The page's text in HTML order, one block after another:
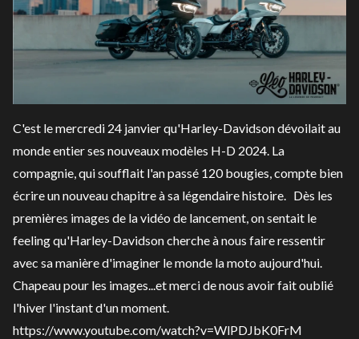
C'est le mercredi 24 janvier qu'Harley-Davidson dévoilait au
monde entier ses nouveaux modèles H-D 2024. La
compagnie, qui soufflait l'an passé 120 bougies, compte bien
écrire un nouveau chapitre à sa légendaire histoire. Dès les
premières images de la vidéo de lancement, on sentait le
feeling qu'Harley-Davidson cherche à nous faire ressentir
avec sa manière d'imaginer le monde la moto aujourd'hui.
Chapeau pour les images...et merci de nous avoir fait oublié
l'hiver l'instant d'un moment.
https://www.youtube.com/watch?v=WlPDJbK0FrM